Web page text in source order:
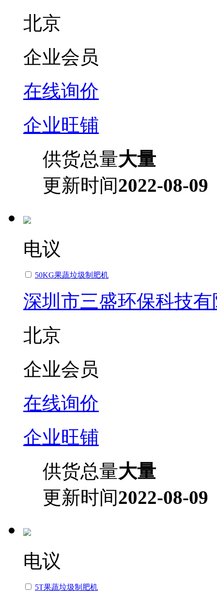
北京
企业会员
在线询价
企业旺铺
供货总量大量
更新时间2022-08-09
电议
50KG果蔬垃圾制肥机
深圳市三盛环保科技
北京
企业会员
在线询价
企业旺铺
供货总量大量
更新时间2022-08-09
电议
5T果蔬垃圾制肥机